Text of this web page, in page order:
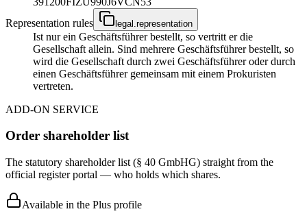
Representation rules
legal.representation
Ist nur ein Geschäftsführer bestellt, so vertritt er die
Gesellschaft allein. Sind mehrere Geschäftsführer bestellt, so
wird die Gesellschaft durch zwei Geschäftsführer oder durch
einen Geschäftsführer gemeinsam mit einem Prokuristen
vertreten.
ADD-ON SERVICE
Order shareholder list
The statutory shareholder list (§ 40 GmbHG) straight from the
official register portal — who holds which shares.
Available in the Plus profile